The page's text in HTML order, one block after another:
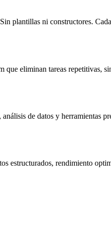
plantillas ni constructores.
eliminan tareas repetitivas,
de datos y herramientas
estructurados, rendimiento